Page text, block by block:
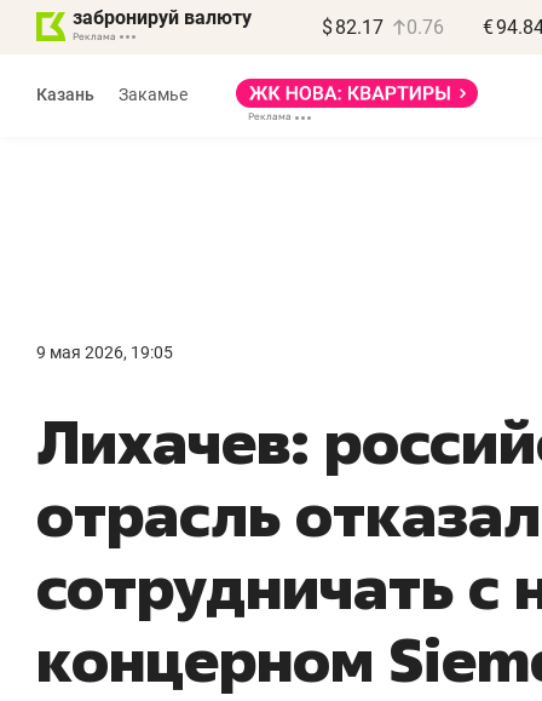
забронируй валюту $ 82.17 0.76 €
Казань Закамье
9 мая 2026, 19:05
Лихачев:
отрасль
сотрудничать с
концерном
правил, бизнес может
потерять минимум
Как бизнесу выйти на зарубежные
чем интересен Оман?